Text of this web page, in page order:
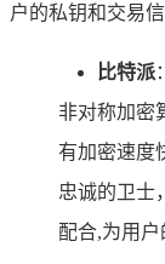
户的私钥和交易信
比特派
非对称加密
有加密速度
忠诚的卫士
配合,为用户